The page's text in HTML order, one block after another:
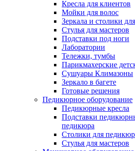
Кресла для клиентов
Мойки для волос
Зеркала и столики
Стулья для мастеров
Подставки под ноги
Лаборатории
Тележки, тумбы
Парикмахерские
Сушуары Климазоны
Зеркало в багете
Готовые решения
Педикюрное оборудование
Педикюрные кресла
Подставки
педикюра
Столики для
Стулья для мастеров